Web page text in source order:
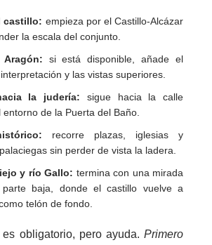
castillo: empieza por el Castillo-Alcázar
la escala del conjunto.
si está disponible, añade el
y las vistas superiores.
la judería: sigue hacia la calle
entorno de la Puerta del Baño.
recorre plazas, iglesias y
sin perder de vista la ladera.
y río Gallo: termina con una mirada
baja, donde el castillo vuelve a
telón de fondo.
obligatorio, pero ayuda. Primero